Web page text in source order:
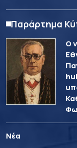
Παράρτημα
Ο
Νέα